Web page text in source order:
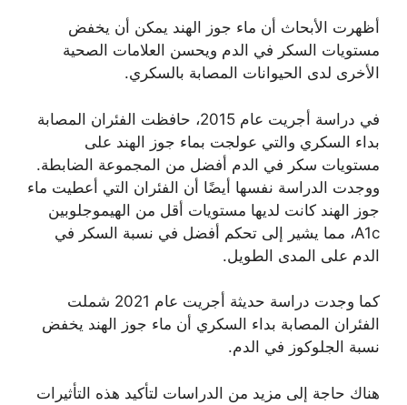
أظهرت الأبحاث أن ماء جوز الهند يمكن أن يخفض
مستويات السكر في الدم ويحسن العلامات الصحية
الأخرى لدى الحيوانات المصابة بالسكري.
في دراسة أجريت عام 2015، حافظت الفئران المصابة
بداء السكري والتي عولجت بماء جوز الهند على
مستويات سكر في الدم أفضل من المجموعة الضابطة.
ووجدت الدراسة نفسها أيضًا أن الفئران التي أعطيت ماء
جوز الهند كانت لديها مستويات أقل من الهيموجلوبين
A1c، مما يشير إلى تحكم أفضل في نسبة السكر في
الدم على المدى الطويل.
كما وجدت دراسة حديثة أجريت عام 2021 شملت
الفئران المصابة بداء السكري أن ماء جوز الهند يخفض
نسبة الجلوكوز في الدم.
هناك حاجة إلى مزيد من الدراسات لتأكيد هذه التأثيرات